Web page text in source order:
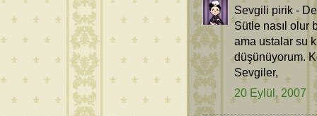
Sevgili pirik -
Sütle nasıl olur
ama ustalar su
düşünüyorum.
Sevgiler,
20 Eylül, 2007